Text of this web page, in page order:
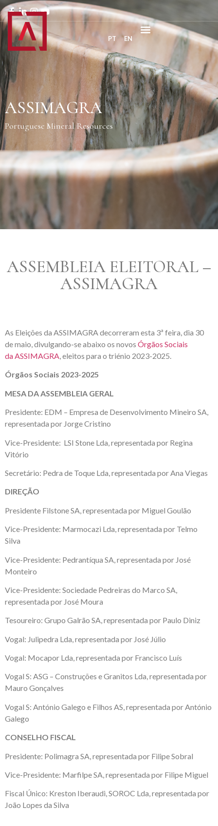
PT EN
ASSIMAGRA
Portuguese Mineral Resources
ASSEMBLEIA ELEITORAL –
ASSIMAGRA
As Eleições da ASSIMAGRA decorreram esta 3ª feira, dia 30
de maio, divulgando-se abaixo os novos Órgãos Sociais
da ASSIMAGRA, eleitos para o triénio 2023-2025.
Órgãos Sociais 2023-2025
MESA DA ASSEMBLEIA GERAL
Presidente: EDM – Empresa de Desenvolvimento Mineiro SA,
representada por Jorge Cristino
Vice-Presidente: LSI Stone Lda, representada por Regina
Vitório
Secretário: Pedra de Toque Lda, representada por Ana Viegas
DIREÇÃO
Presidente Filstone SA, representada por Miguel Goulão
Vice-Presidente: Marmocazi Lda, representada por Telmo
Silva
Vice-Presidente: Pedrantíqua SA, representada por José
Monteiro
Vice-Presidente: Sociedade Pedreiras do Marco SA,
representada por José Moura
Tesoureiro: Grupo Galrão SA, representada por Paulo Diniz
Vogal: Julipedra Lda, representada por José Júlio
Vogal: Mocapor Lda, representada por Francisco Luís
Vogal S: ASG – Construções e Granitos Lda, representada por
Mauro Gonçalves
Vogal S: António Galego e Filhos AS, representada por António
Galego
CONSELHO FISCAL
Presidente: Polimagra SA, representada por Filipe Sobral
Vice-Presidente: Marfilpe SA, representada por Filipe Miguel
Fiscal Único: Kreston Iberaudi, SOROC Lda, representada por
João Lopes da Silva